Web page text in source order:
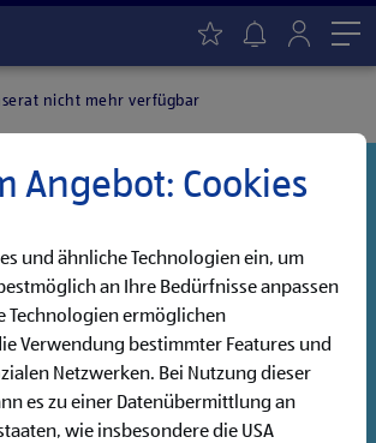
nicht mehr verfügbar
Jobs, die auf dich warten!
Danke für dein Interesse!
offenen Jobs oder abonniere deinen
persönlichen Jobalarm:
Jobalarm
Angebot: Cookies
und ähnliche Technologien ein, um
an Ihre Bedürfnisse anpassen
Technologien ermöglichen
Verwendung bestimmter Features und
Netzwerken. Bei Nutzung dieser
es zu einer Datenübermittlung an
wie insbesondere die USA